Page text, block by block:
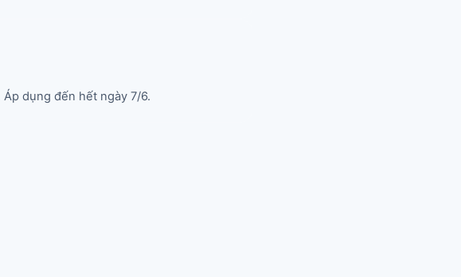
Áp dụng đến hết ngày 7/6.